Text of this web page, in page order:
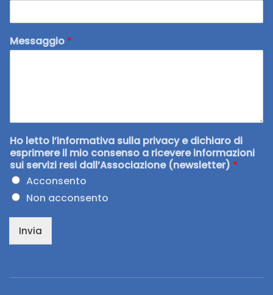
Messaggio *
Ho letto l’informativa sulla privacy e dichiaro di
esprimere il mio consenso a ricevere informazioni
sui servizi resi dall’Associazione (newsletter) *
Acconsento
Non acconsento
Invia